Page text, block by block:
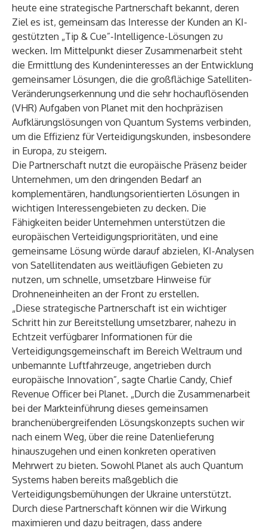
heute eine strategische Partnerschaft bekannt, deren
Ziel es ist, gemeinsam das Interesse der Kunden an KI-
gestützten „Tip & Cue”-Intelligence-Lösungen zu
wecken. Im Mittelpunkt dieser Zusammenarbeit steht
die Ermittlung des Kundeninteresses an der Entwicklung
gemeinsamer Lösungen, die die großflächige Satelliten-
Veränderungserkennung und die sehr hochauflösenden
(VHR) Aufgaben von Planet mit den hochpräzisen
Aufklärungslösungen von Quantum Systems verbinden,
um die Effizienz für Verteidigungskunden, insbesondere
in Europa, zu steigern.
Die Partnerschaft nutzt die europäische Präsenz beider
Unternehmen, um den dringenden Bedarf an
komplementären, handlungsorientierten Lösungen in
wichtigen Interessengebieten zu decken. Die
Fähigkeiten beider Unternehmen unterstützen die
europäischen Verteidigungsprioritäten, und eine
gemeinsame Lösung würde darauf abzielen, KI-Analysen
von Satellitendaten aus weitläufigen Gebieten zu
nutzen, um schnelle, umsetzbare Hinweise für
Drohneneinheiten an der Front zu erstellen.
„Diese strategische Partnerschaft ist ein wichtiger
Schritt hin zur Bereitstellung umsetzbarer, nahezu in
Echtzeit verfügbarer Informationen für die
Verteidigungsgemeinschaft im Bereich Weltraum und
unbemannte Luftfahrzeuge, angetrieben durch
europäische Innovation”, sagte Charlie Candy, Chief
Revenue Officer bei Planet. „Durch die Zusammenarbeit
bei der Markteinführung dieses gemeinsamen
branchenübergreifenden Lösungskonzepts suchen wir
nach einem Weg, über die reine Datenlieferung
hinauszugehen und einen konkreten operativen
Mehrwert zu bieten. Sowohl Planet als auch Quantum
Systems haben bereits maßgeblich die
Verteidigungsbemühungen der Ukraine unterstützt.
Durch diese Partnerschaft können wir die Wirkung
maximieren und dazu beitragen, dass andere